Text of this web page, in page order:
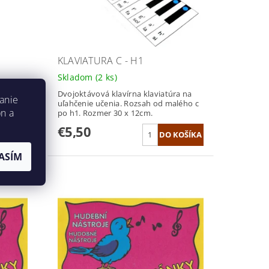
KLAVIATURA C - H1
Skladom(2 ks)
Dvojoktávová klavírna klaviatúra na
uľahčenie učenia. Rozsah od malého c
po h1. Rozmer 30 x 12cm.
€5,50
a